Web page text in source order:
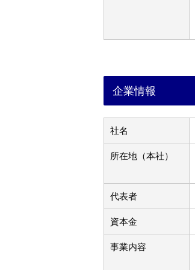
企業情報
社名
所在地（本社）
代表者
資本金
事業内容